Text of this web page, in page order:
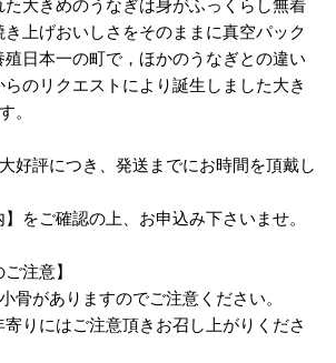
大きめのうなぎは身がふっくらし無着
上げおいしさをそのままに真空パック
殖日本一の町で，ほかのうなぎとの違い
のリクエストにより誕生しました大き
。
好評につき、発送までにお時間を頂戴し
をご確認の上、お申込み下さいませ。
注意】
骨がありますのでご注意ください。
りにはご注意頂きお召し上がりくださ